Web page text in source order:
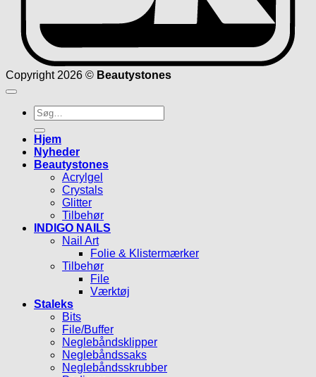
Copyright 2026 © Beautystones
Søg
efter:
Hjem
Nyheder
Beautystones
Acrylgel
Crystals
Glitter
Tilbehør
INDIGO NAILS
Nail Art
Folie & Klistermærker
Tilbehør
File
Værktøj
Staleks
Bits
File/Buffer
Neglebåndsklipper
Neglebåndssaks
Neglebåndsskrubber